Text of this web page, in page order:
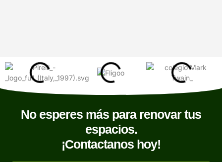
No esperes más para renovar tus
espacios.
¡Contactanos hoy!